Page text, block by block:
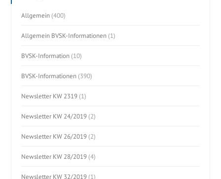
Allgemein (400)
Allgemein BVSK-Informationen (1)
BVSK-Information (10)
BVSK-Informationen (390)
Newsletter KW 2319 (1)
Newsletter KW 24/2019 (2)
Newsletter KW 26/2019 (2)
Newsletter KW 28/2019 (4)
Newsletter KW 32/2019 (1)